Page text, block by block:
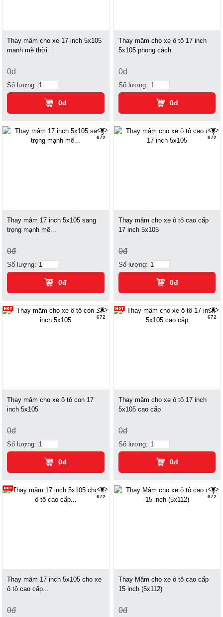
Thay mâm cho xe 17 inch 5x105
mạnh mẽ thời...
0đ
Số lượng:
0đ
Thay mâm cho xe ô tô 17 inch
5x105 phong cách
0đ
Số lượng:
0đ
672
Thay mâm 17 inch 5x105 sang
trọng mạnh mẽ...
0đ
Số lượng:
0đ
672
Thay mâm cho xe ô tô cao cấp
17 inch 5x105
0đ
Số lượng:
0đ
672
Thay mâm cho xe ô tô con 17
inch 5x105
0đ
Số lượng:
0đ
672
Thay mâm cho xe ô tô 17 inch
5x105 cao cấp
0đ
Số lượng:
0đ
672
Thay mâm 17 inch 5x105 cho xe
ô tô cao cấp...
0đ
672
Thay Mâm cho xe ô tô cao cấp
15 inch (5x112)
0đ